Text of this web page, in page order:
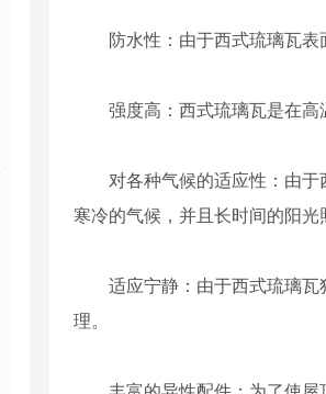
防水性：由于西式琉璃瓦表
强度高：西式琉璃瓦是在高
对各种气候的适应性：由
寒冷的气候，并且长时间的阳光
适应宁静：由于西式琉璃
理。